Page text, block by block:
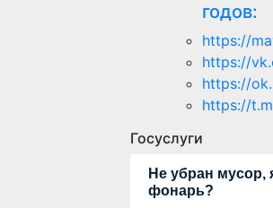
годов:
https://
https://
https://
https://
Госуслуги
Не убран мусор,
фонарь?